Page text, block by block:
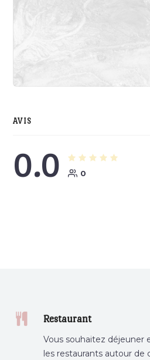
AVIS
0.0 0
Restaurant
Vous souhaitez déjeuner
les restaurants autour de